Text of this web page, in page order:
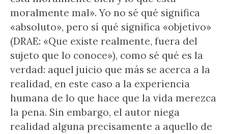
moralmente mal». Yo no sé qué significa
«absoluto», pero sí qué significa «objetivo»
(DRAE: «Que existe realmente, fuera del
sujeto que lo conoce»), como sé qué es la
verdad: aquel juicio que más se acerca a la
realidad, en este caso a la experiencia
humana de lo que hace que la vida merezca
la pena. Sin embargo, el autor niega
realidad alguna precisamente a aquello de